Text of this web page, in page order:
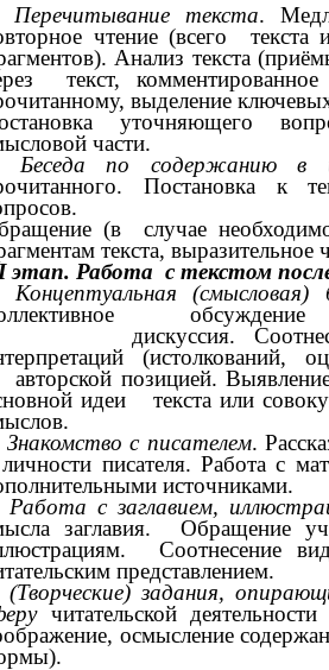
Перечитывание текста.
чтение (всего
Анализ текста
текст,
выделение
уточняющего
части.
Беседа по содержанию в
Постановка к
(в случае
текста, выразительное
этап. Работа с текстом
Концептуальная
Соотнесение
(истолкований,
позицией.
идеи текста или
Знакомство с писателем.
писателя. Работа с
источниками.
Работа с заглавием,
заглавия. Обращение
Соотнесение
представлением.
(Творческие) задания,
читательской
осмысление